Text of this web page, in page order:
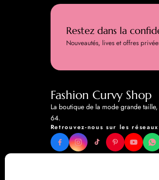
Restez dans la
Nouveautés, lives et offres
Fashion Curvy Shop
La boutique de la mode grande
64.
Retrouvez-nous sur les